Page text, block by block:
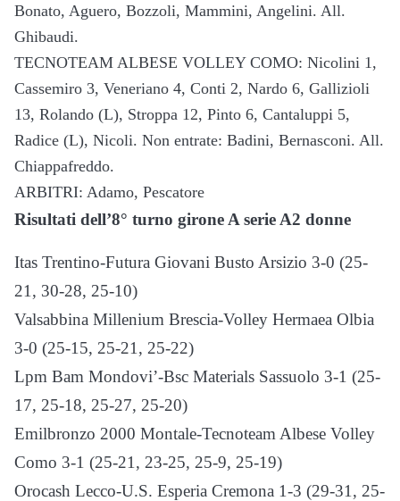
Bonato, Aguero, Bozzoli, Mammini, Angelini. All.
Ghibaudi.
TECNOTEAM ALBESE VOLLEY COMO: Nicolini 1,
Cassemiro 3, Veneriano 4, Conti 2, Nardo 6, Gallizioli
13, Rolando (L), Stroppa 12, Pinto 6, Cantaluppi 5,
Radice (L), Nicoli. Non entrate: Badini, Bernasconi. All.
Chiappafreddo.
ARBITRI: Adamo, Pescatore
Risultati dell’8° turno girone A serie A2 donne
Itas Trentino-Futura Giovani Busto Arsizio 3-0 (25-
21, 30-28, 25-10)
Valsabbina Millenium Brescia-Volley Hermaea Olbia
3-0 (25-15, 25-21, 25-22)
Lpm Bam Mondovi’-Bsc Materials Sassuolo 3-1 (25-
17, 25-18, 25-27, 25-20)
Emilbronzo 2000 Montale-Tecnoteam Albese Volley
Como 3-1 (25-21, 23-25, 25-9, 25-19)
Orocash Lecco-U.S. Esperia Cremona 1-3 (29-31, 25-